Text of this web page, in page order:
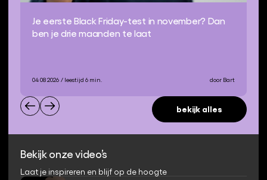
Je eerste Black Friday-test in november? Dan
ben je drie maanden te laat
04 08 2026 / leestijd 6 min. door Bart
bekijk alles
Bekijk onze video’s
Laat je inspireren en blijf op de hoogte